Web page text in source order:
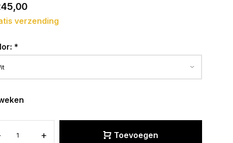
verzending
*
+ Toevoegen